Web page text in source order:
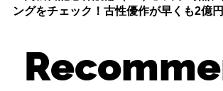
ングをチェック！古性優作が早くも2億